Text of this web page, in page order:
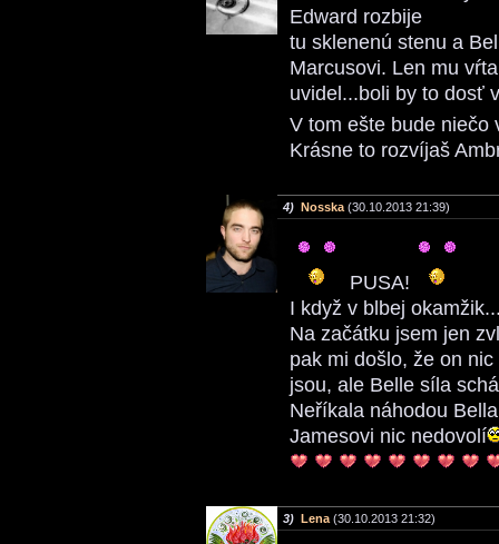
Edward rozbije
tu sklenenú stenu a
Marcusovi. Len mu
uvidel...boli by to dosť
V tom ešte bude niečo
Krásne to rozvíjaš
4) Nosska (30.10.2013 21:39)
PUSA!
I když v blbej
Na začátku jsem jen
pak mi došlo, že on
jsou, ale Belle síla
Neříkala náhodou
Jamesovi nic nedovolí
3) Lena (30.10.2013 21:32)